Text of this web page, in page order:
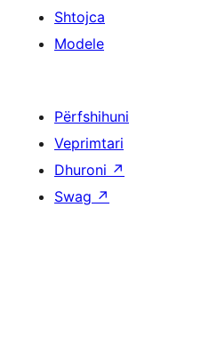
Shtojca
Modele
Përfshihuni
Veprimtari
Dhuroni ↗
Swag ↗